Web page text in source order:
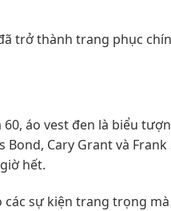
trở thành trang phục
áo vest đen là biểu
Cary Grant và
hết.
sự kiện trang trọng